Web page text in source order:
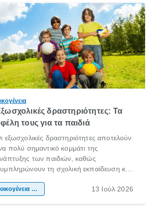
δραστηριότητες: Τα
τους για τα παιδιά
εξωσχολικές δραστηριότητες αποτελούν
πολύ σημαντικό κομμάτι της
των παιδιών, καθώς
τη σχολική εκπαίδευση και
της προσωπικότητας, της κοινωνικότητας
οικογένεια & παιδί 13 Ιούλ 2026